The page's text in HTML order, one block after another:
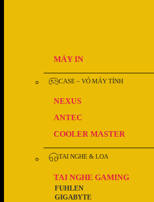
MÁY IN
CASE – VỎ MÁY TÍNH
NEXUS
ANTEC
COOLER MASTER
TAI NGHE & LOA
TAI NGHE GAMING
GIGABYTE
FUHLEN